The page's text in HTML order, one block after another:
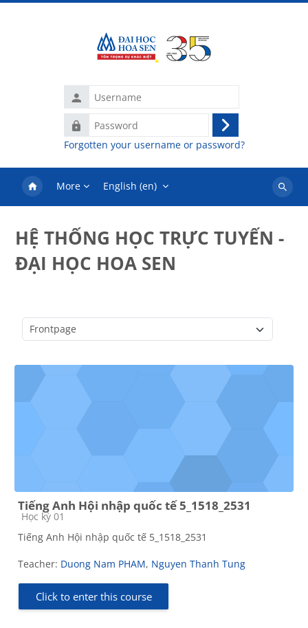
Username
Password
Log
in
Forgotten your username or password?
More English ‎(en)‎
Search
HỆ THỐNG HỌC TRỰC TUYẾN -
ĐẠI HỌC HOA SEN
Tiếng Anh Hội nhập quốc tế 5_1518_2531
Course category
Học kỳ 01
Tiếng Anh Hội nhập quốc tế 5_1518_2531
Teacher: Duong Nam PHAM, Nguyen Thanh Tung
Click to enter this course